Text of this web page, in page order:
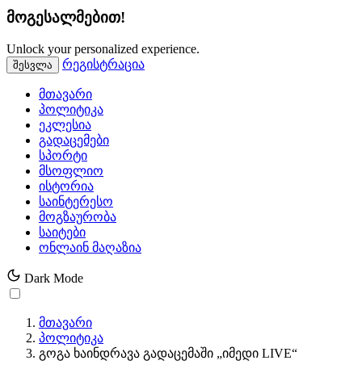
მოგესალმებით!
Unlock your personalized experience.
შესვლა რეგისტრაცია
მთავარი
პოლიტიკა
ეკლესია
გადაცემები
სპორტი
მსოფლიო
ისტორია
საინტერესო
მოგზაურობა
საიტები
ონლაინ მაღაზია
Dark Mode
მთავარი
პოლიტიკა
გოგა ხაინდრავა გადაცემაში „იმედი LIVE“